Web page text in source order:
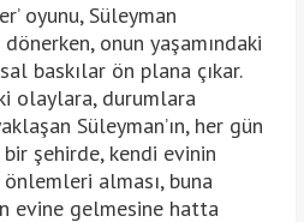
oyunu, Süleyman
onun yaşamındaki
baskılar ön plana çıkar.
olaylara, durumlara
Süleyman’ın, her gün
bir şehirde, kendi evinin
alması, buna
evine gelmesine hatta